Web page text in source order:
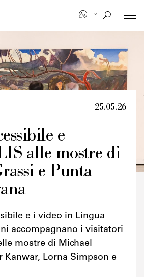
25.05.26
e
alle mostre di
e Punta
e i video in Lingua
accompagnano i visitatori
mostre di Michael
Kanwar, Lorna Simpson e